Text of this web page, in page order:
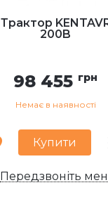
Трактор
200B
98 455 грн
Немає в наявності
Купити
Передзвоніть